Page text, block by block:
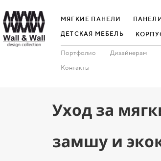
МЯГКИЕ ПАНЕЛИ
ДЕТСКАЯ МЕБЕЛЬ
Портфолио Дизайнерам
Контакты
Уход за
замшу и